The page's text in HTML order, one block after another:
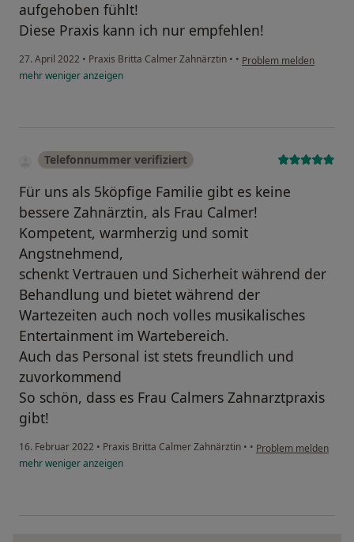
aufgehoben fühlt!
Diese Praxis kann ich nur empfehlen!
27. April 2022 • Praxis Britta Calmer Zahnärztin • • Problem melden
mehrwenigeranzeigen
Telefonnummer verifiziert
Für uns als 5köpfige Familie gibt es keine
bessere Zahnärztin, als Frau Calmer!
Kompetent, warmherzig und somit
Angstnehmend,
schenkt Vertrauen und Sicherheit während der
Behandlung und bietet während der
Wartezeiten auch noch volles musikalisches
Entertainment im Wartebereich.
Auch das Personal ist stets freundlich und
zuvorkommend
So schön, dass es Frau Calmers Zahnarztpraxis
gibt!
16. Februar 2022 • Praxis Britta Calmer Zahnärztin • • Problem melden
mehrwenigeranzeigen